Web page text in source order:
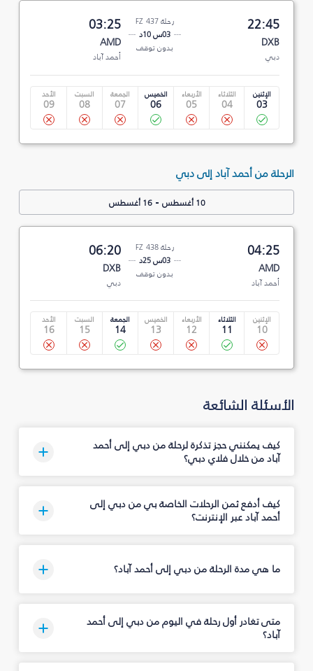
22:45
DXB
دبي
رحلة FZ 437
03س 10د
بدون توقف
03:25
AMD
أحمد آباد
الإثنين
03
الثلاثاء
04
الأربعاء
05
الخميس
06
الجمعة
07
السبت
08
الأحد
09
الرحلة من أحمد آباد إلى دبي
10 أغسطس -16 أغسطس
04:25
AMD
أحمد آباد
رحلة FZ 438
03س 25د
بدون توقف
06:20
DXB
دبي
الإثنين
10
الثلاثاء
11
الأربعاء
12
الخميس
13
الجمعة
14
السبت
15
الأحد
16
الأسئلة الشائعة
كيف يمكنني حجز تذكرة لرحلة من دبي إلى أحمد
آباد من خلال فلاي دبي؟
كيف أدفع ثمن الرحلات الخاصة بي من دبي إلى
أحمد آباد عبر الإنترنت؟
ما هي مدة الرحلة من دبي إلى أحمد آباد؟
متى تغادر أول رحلة في اليوم من دبي إلى أحمد
آباد؟